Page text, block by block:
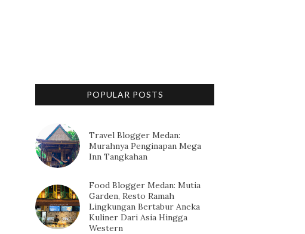
POPULAR POSTS
Travel Blogger Medan:
Murahnya Penginapan Mega
Inn Tangkahan
Food Blogger Medan: Mutia
Garden, Resto Ramah
Lingkungan Bertabur Aneka
Kuliner Dari Asia Hingga
Western